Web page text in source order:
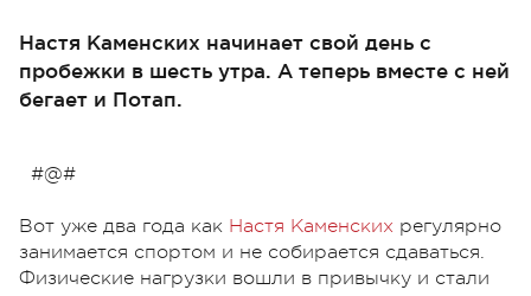
Настя Каменских начинает свой день с
пробежки в шесть утра. А теперь вместе с ней
бегает и Потап.
#@#
Вот уже два года как Настя Каменских регулярно
занимается спортом и не собирается сдаваться.
Физические нагрузки вошли в привычку и стали